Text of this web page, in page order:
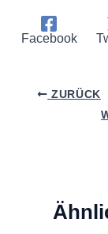
Facebook
ZURÜCK